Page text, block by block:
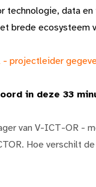
technologie, data
brede ecosysteem
- projectleider
in deze 33
van V-ICT-OR -
Hoe verschilt